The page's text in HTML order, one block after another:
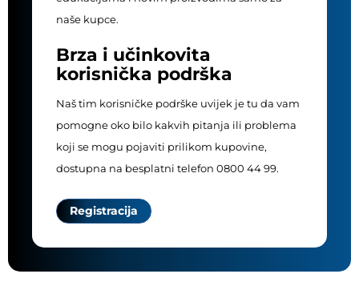
naše kupce.
Brza i učinkovita
korisnička podrška
Naš tim korisničke podrške uvijek je tu da vam
pomogne oko bilo kakvih pitanja ili problema
koji se mogu pojaviti prilikom kupovine,
dostupna na besplatni telefon 0800 44 99.
Registracija